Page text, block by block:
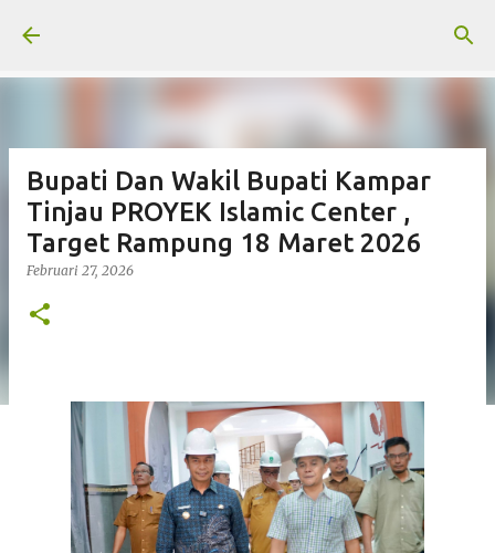
Bupati Dan Wakil Bupati Kampar
Tinjau PROYEK Islamic Center ,
Target Rampung 18 Maret 2026
Februari 27, 2026